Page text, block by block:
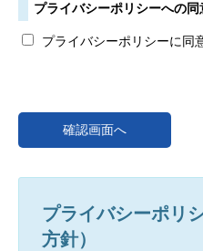
プライバシーポリシーへの同
プライバシーポリシーに同
プライバシーポリ
方針）